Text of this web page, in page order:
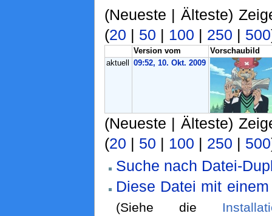
(Neueste | Älteste)
(20 | 50 | 100 | 250 | 500
Version vom
Vorschaubild
aktuell
09:52, 10. Okt. 2009
(Neueste | Älteste)
(20 | 50 | 100 | 250 | 500
Suche nach Datei-
Diese Datei mit
(Siehe die